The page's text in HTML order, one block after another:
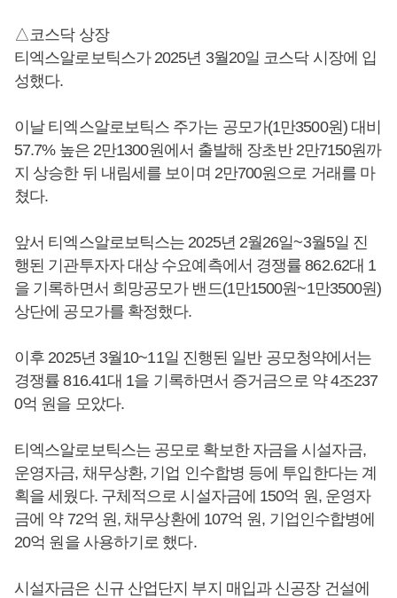
△코스닥 상장
티엑스알로보틱스가 2025년 3월20일 코스닥 시장에 입
성했다.
이날 티엑스알로보틱스 주가는 공모가(1만3500원) 대비
57.7% 높은 2만1300원에서 출발해 장초반 2만7150원까
지 상승한 뒤 내림세를 보이며 2만700원으로 거래를 마
쳤다.
앞서 티엑스알로보틱스는 2025년 2월26일~3월5일 진
행된 기관투자자 대상 수요예측에서 경쟁률 862.62대 1
을 기록하면서 희망공모가 밴드(1만1500원~1만3500원)
상단에 공모가를 확정했다.
이후 2025년 3월10~11일 진행된 일반 공모청약에서는
경쟁률 816.41대 1을 기록하면서 증거금으로 약 4조237
0억 원을 모았다.
티엑스알로보틱스는 공모로 확보한 자금을 시설자금,
운영자금, 채무상환, 기업 인수합병 등에 투입한다는 계
획을 세웠다. 구체적으로 시설자금에 150억 원, 운영자
금에 약 72억 원, 채무상환에 107억 원, 기업인수합병에
20억 원을 사용하기로 했다.
시설자금은 신규 산업단지 부지 매입과 신공장 건설에